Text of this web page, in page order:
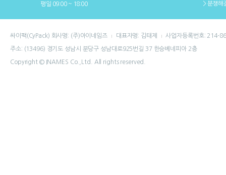
평일 09:00 ~ 18:00
＞분쟁해
싸이팩(CyPack) 회사명: (주)아이네임즈 대표자명: 김태제 사업자등록번호: 214-
주소: (13496) 경기도 성남시 분당구 성남대로925번길 37 한승베네피아 2층
Copyright © INAMES Co.,Ltd. All rights reserved.